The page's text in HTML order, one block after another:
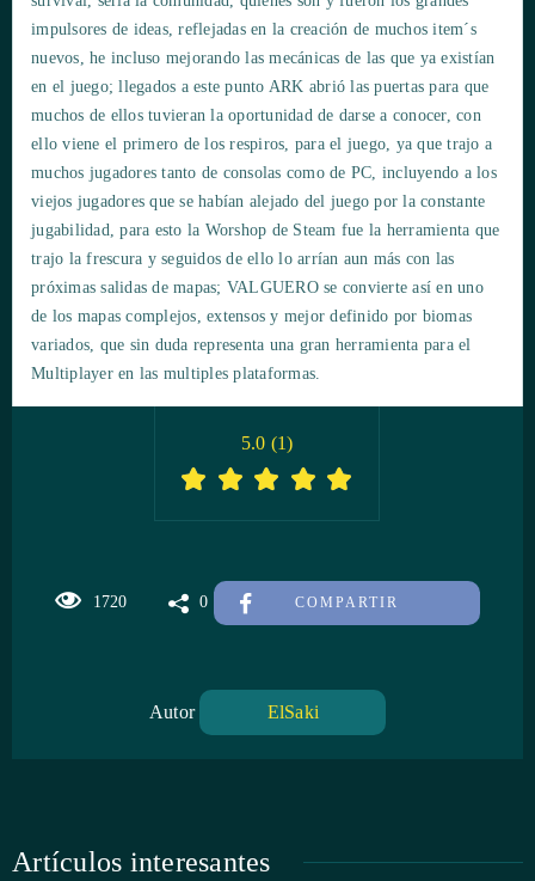
impulsores de ideas, reflejadas en la creación de muchos item´s
nuevos, he incluso mejorando las mecánicas de las que ya existían
en el juego; llegados a este punto ARK abrió las puertas para que
muchos de ellos tuvieran la oportunidad de darse a conocer, con
ello viene el primero de los respiros, para el juego, ya que trajo a
muchos jugadores tanto de consolas como de PC, incluyendo a los
viejos jugadores que se habían alejado del juego por la constante
jugabilidad, para esto la Worshop de Steam fue la herramienta que
trajo la frescura y seguidos de ello lo arrían aun más con las
próximas salidas de mapas; VALGUERO se convierte así en uno
de los mapas complejos, extensos y mejor definido por biomas
variados, que sin duda representa una gran herramienta para el
Multiplayer en las multiples plataformas.
1720 0 COMPARTIR
5.0 (1)
Autor ElSaki
Artículos interesantes